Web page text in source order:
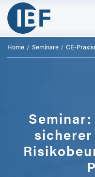
Home Seminare CE-